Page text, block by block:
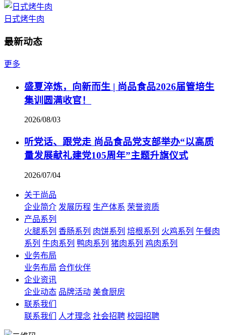
日式烤牛肉
最新动态
更多
盛夏淬炼，向新而生 | 尚品食品2026届管培生
集训圆满收官！
2026/08/03
听党话、跟党走 尚品食品党支部举办“以高质
量发展献礼建党105周年”主题升旗仪式
2026/07/04
关于尚品
企业简介 发展历程 生产体系 荣誉资质
产品系列
火腿系列 香肠系列 肉饼系列 培根系列 火鸡系列 午餐肉
系列 牛肉系列 鸭肉系列 猪肉系列 鸡肉系列
业务布局
业务布局 合作伙伴
企业资讯
企业动态 品牌活动 美食厨房
联系我们
联系我们
人才理念 社会招聘 校园招聘